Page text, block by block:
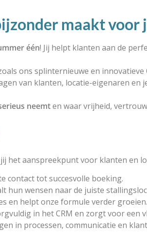
maakt voor
één! Jij helpt klanten aan de
ons splinternieuwe en innovatieve
van klanten, locatie-eigenaren en
neemten waar vrijheid,
het aanspreekpunt voor klanten en
contact tot succesvolle boeking.
hun wensen naar de juiste
en helpt onze formule verder groeien.
in het CRM en zorgt voor een
in processen, communicatie en